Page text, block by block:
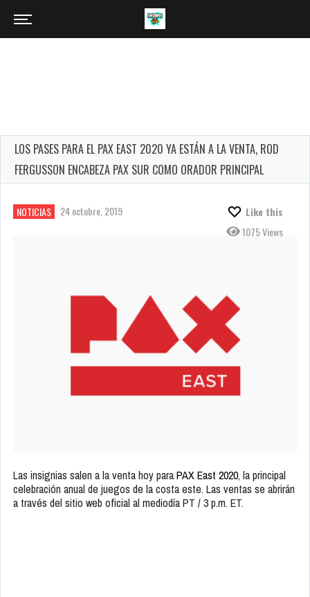
LOS PASES PARA EL PAX EAST 2020 YA ESTÁN A LA VENTA, ROD
FERGUSSON ENCABEZA PAX SUR COMO ORADOR PRINCIPAL
NOTICIAS 24 octubre, 2019
Like this
1075 Views
Las insignias salen a la venta hoy paraPAX East 2020, la principal
celebración anual de juegos de la costa este. Las ventas se abrirán
a través del sitio web oficial al mediodía PT / 3 p.m. ET.